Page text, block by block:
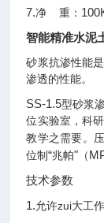
7.净 重：
智能精准水泥
砂浆抗渗性能
渗透的性能。
SS-1.5型砂浆
位实验室，科
教学之需要。
位制“兆帕" （
技术参数
1.允许zui大工